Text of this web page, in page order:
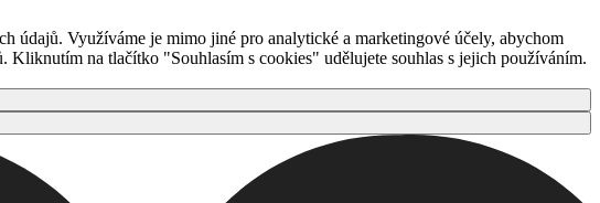
údajů. Využíváme je mimo jiné pro analytické a marketingové účely, abychom
na tlačítko "Souhlasím s cookies" udělujete souhlas s jejich používáním.